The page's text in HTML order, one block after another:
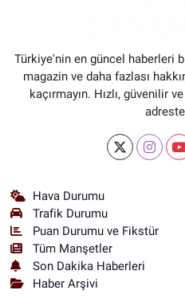
Türkiye'nin en güncel haberleri
magazin ve daha fazlası
kaçırmayın. Hızlı, güvenilir
Hava Durumu
Trafik Durumu
Puan Durumu ve Fikstür
Tüm Manşetler
Son Dakika Haberleri
Haber Arşivi